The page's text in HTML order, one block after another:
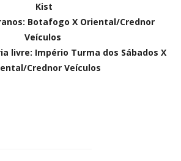
Kist
Botafogo X Oriental/Crednor
Veículos
livre: Império Turma dos Sábados X
Crednor Veículos